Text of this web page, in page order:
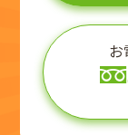
お